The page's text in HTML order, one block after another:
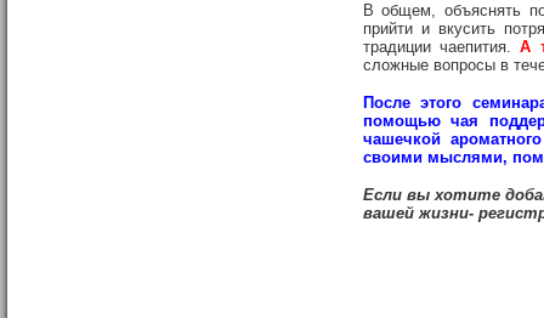
В общем, объяснять
прийти и вкусить
традиции чаепития.А
сложные вопросы в
После этого
помощью чая
чашечкой
своими мыслями,
Если выхотите
вашей жизни-